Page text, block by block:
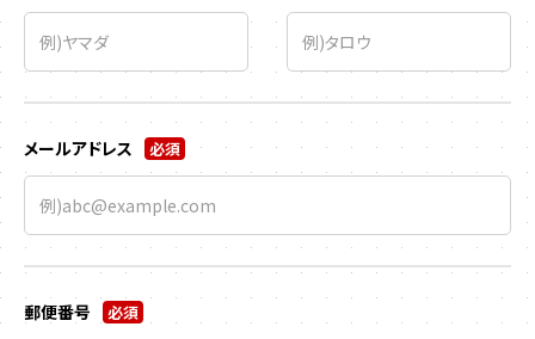
メールアドレス 必須
郵便番号 必須